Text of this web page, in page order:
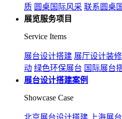
质 圆桌国际风采 联系圆桌
展览服务项目
Service Items
展台设计搭建 展厅设计装修
动 绿色环保展台 国际展台
展台设计搭建案例
Showcase Case